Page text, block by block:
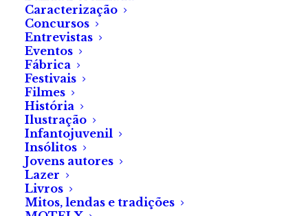
Caracterização
Concursos
Entrevistas
Eventos
Fábrica
Festivais
Filmes
História
Ilustração
Infantojuvenil
Insólitos
Jovens autores
Lazer
Livros
Mitos, lendas e tradições
Não reconheço esta mata — devo estar longe da
herdade e perto de pessoas. Mas quão perto? Um
insistente toque de telemóvel responde-me. O
estômago vira-se do avesso e os joelhos
enfraquecem. Nu e ansioso, sigo o som até ao riacho.
O telemóvel deve estar debaixo dos corpos rasgados
e trucidados, que roí como um cachorro. É impossível
contar quantos são, ou perceber-lhes o sexo. Deduzo
apenas pelas camisas que fossem escuteirinhos.